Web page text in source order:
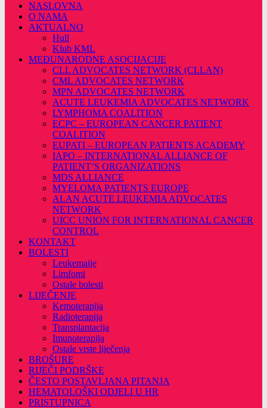
stranicu
NASLOVNA
O NAMA
AKTUALNO
Hull
Klub KML
MEĐUNARODNE ASOCIJACIJE
CLL ADVOCATES NETWORK (CLLAN)
CML ADVOCATES NETWORK
MPN ADVOCATES NETWORK
ACUTE LEUKEMIA ADVOCATES NETWORK
LYMPHOMA COALITION
ECPC – EUROPEAN CANCER PATIENT
COALITION
EUPATI – EUROPEAN PATIENTS ACADEMY
IAPO – INTERNATIONAL ALLIANCE OF
PATIENT’S ORGANIZATIONS
MDS ALLIANCE
MYELOMA PATIENTS EUROPE
ALAN ACUTE LEUKEMIA ADVOCATES
NETWORK
UICC UNION FOR INTERNATIONAL CANCER
CONTROL
KONTAKT
BOLESTI
Leukemaije
Limfomi
Ostale bolesti
LIJEČENJE
Kemoterapija
Radioterapija
Transplantacija
Imunoterapija
Ostale vrste liječenja
BROŠURE
RIJEČI PODRŠKE
ČESTO POSTAVLJANA PITANJA
HEMATOLOŠKI ODJELI U HR
PRISTUPNICA